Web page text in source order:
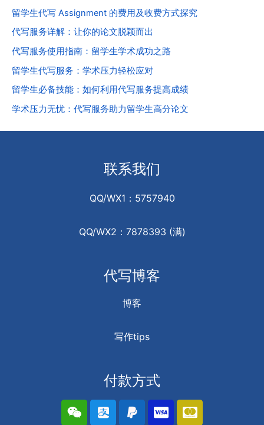
留学生代写 Assignment 的费用及收费方式探究
代写服务详解：让你的论文脱颖而出
代写服务使用指南：留学生学术成功之路
留学生代写服务：学术压力轻松应对
留学生必备技能：如何利用代写服务提高成绩
学术压力无忧：代写服务助力留学生高分论文
联系我们
QQ/WX1：5757940
QQ/WX2：7878393 (满)
代写博客
博客
写作tips
付款方式